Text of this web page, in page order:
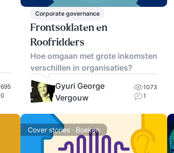
695
0
Corporate governance
Frontsoldaten en
Roofridders
Hoe omgaan met grote inkomsten
verschillen in organisaties?
Gyuri George
Vergouw
1073
1
Cover stories · Boeken